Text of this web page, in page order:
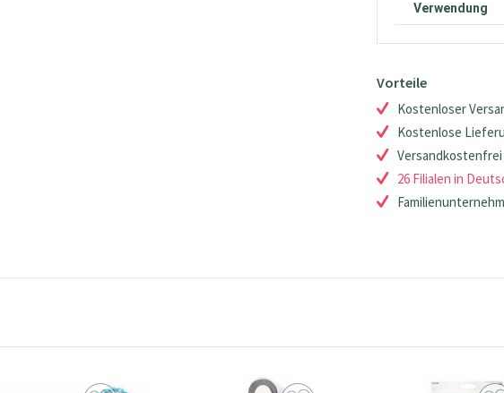
Verwendung
Vorteile
Kostenloser
Kostenlose
26 Filialen in